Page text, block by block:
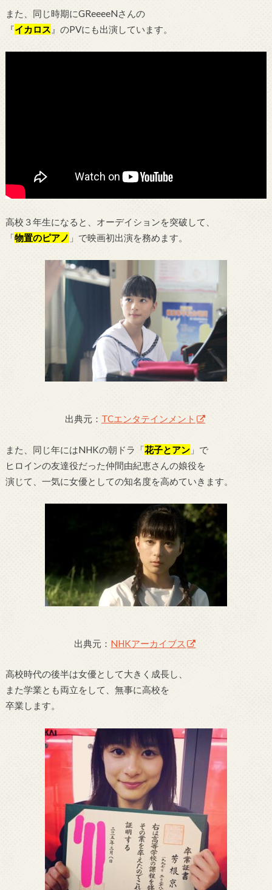
また、同じ時期にGReeeeNさんの
『イカロス 』のPVにも出演しています。
高校３年生になると、オーデイションを突破して、
「物置のピアノ 」で映画初出演を務めます。
出典元： TCエンタテインメント
また、同じ年にはNHKの朝ドラ「花子とアン」で
ヒロインの友達役だった仲間由紀恵さんの娘役を
演じて、一気に女優としての知名度を高めていきます。
出典元： NHKアーカイブス
高校時代の後半は女優として大きく成長し、
また学業とも両立をして、無事に高校を
卒業します。